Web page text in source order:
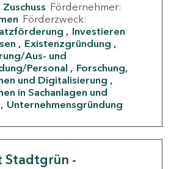
Zuschuss Fördernehmer:
Förderzweck:
Investieren
Existenzgründung
Aus- und
Personal
Forschung,
und Digitalisierung
in Sachanlagen und
Unternehmensgründung
Stadtgrün -